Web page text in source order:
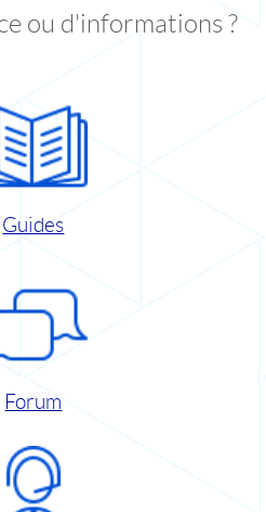
ou d'informations ?
Guides
Forum